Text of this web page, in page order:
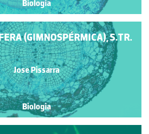
Biologia
(GIMNOSPÉRMICA), S.TR.
Jose Pissarra
Biologia